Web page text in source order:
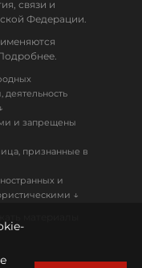
связи и
Федерации.
деятельность
и запрещены
признанные в
и
↓